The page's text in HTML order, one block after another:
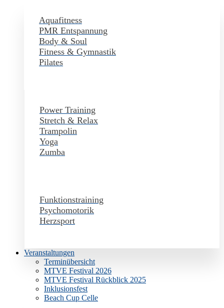
Aquafitness
PMR Entspannung
Body & Soul
Fitness & Gymnastik
Pilates
Power Training
Stretch & Relax
Trampolin
Yoga
Zumba
Funktionstraining
Psychomotorik
Herzsport
Veranstaltungen
Terminübersicht
MTVE Festival 2026
MTVE Festival Rückblick 2025
Inklusionsfest
Beach Cup Celle